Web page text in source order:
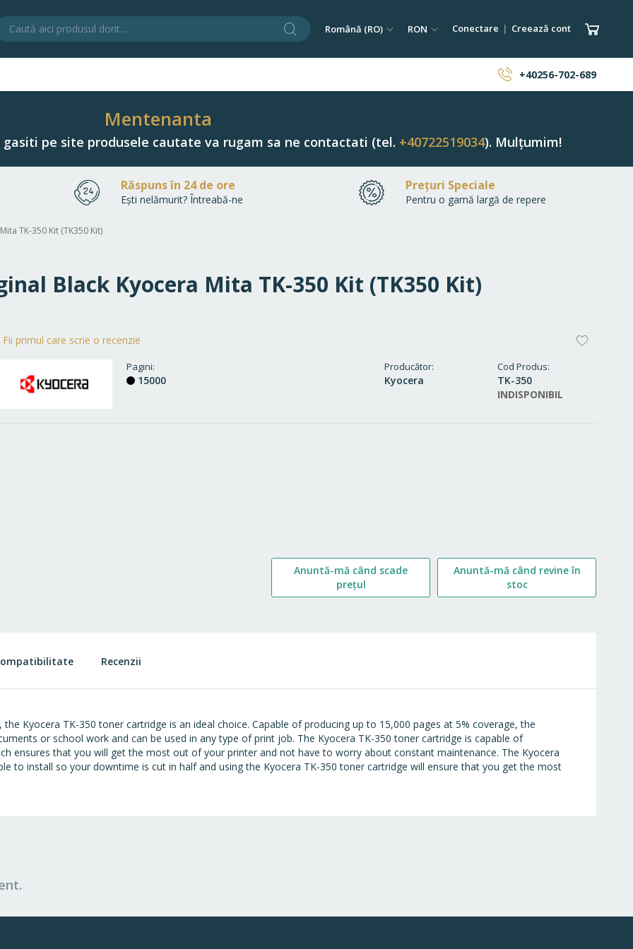
CăutareLimba
Română (RO) Monedă
RON Conectare Creează cont Coșul
+40256-702-689
Mentenanta
pe site produsele cautate va rugam sa ne contactati (tel. +40722519034). Mulțumim!
Răspuns în 24 de ore
Ești nelămurit? Întreabă-ne
Prețuri Speciale
Pentru o gamă largă de repere
TK-350 Kit (TK350 Kit)
Black Kyocera Mita TK-350 Kit (TK350 Kit)
Producător
Kyocera
Cod Produs
TK-350
INDISPONIBIL
Fii primul care scrie o recenzie
Pagini
15000
Anuntă-mă când scade
prețul
Anuntă-mă când revine în
stoc
Kyocera TK-350 toner cartridge is an ideal choice. Capable of producing up to 15,000 pages at 5% coverage, the
or school work and can be used in any type of print job. The Kyocera TK-350 toner cartridge is capable of
ensures that you will get the most out of your printer and not have to worry about constant maintenance. The Kyocera
to install so your downtime is cut in half and using the Kyocera TK-350 toner cartridge will ensure that you get the most
Recenzii